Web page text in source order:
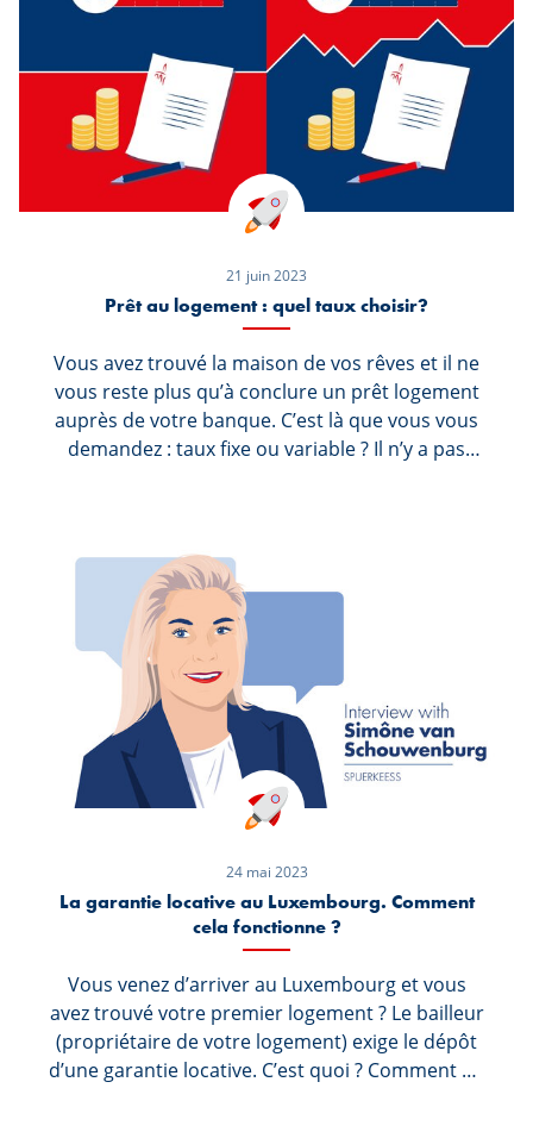
s’attaquer à la rénovation.
21 juin 2023
Prêt au logement : quel taux choisir?
Vous avez trouvé la maison de vos rêves et il ne
vous reste plus qu’à conclure un prêt logement
auprès de votre banque. C’est là que vous vous
demandez : taux fixe ou variable ? Il n’y a pas
Logement est le mieux placé pour vous
proposer des solutions de financement
adaptées à votre projet et surtout à votre
situation personnelle et financière. Cependant, il
est tout de même possible de dégager quelques
grandes différences entre le taux fixe et variable.
24 mai 2023
La garantie locative au Luxembourg. Comment
cela fonctionne ?
Vous venez d’arriver au Luxembourg et vous
avez trouvé votre premier logement ? Le bailleur
(propriétaire de votre logement) exige le dépôt
d’une garantie locative. C’est quoi ? Comment s’y